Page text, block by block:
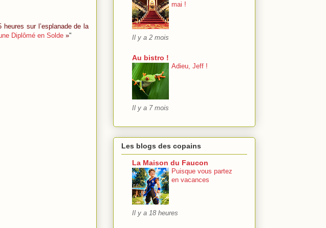
sur l’esplanade de la
Diplômé en Solde »"
mai !
Il y a 2 mois
Au bistro !
Adieu, Jeff !
Il y a 7 mois
Les blogs des copains
La Maison du Faucon
Puisque vous partez
en vacances
Il y a 18 heures